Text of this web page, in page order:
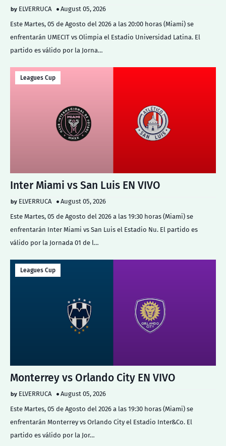
ELVERRUCA
August 05, 2026
Este Martes, 05 de Agosto del 2026 a las 20:00 horas (Miami) se
enfrentarán UMECIT vs Olimpia el Estadio Universidad Latina. El
partido es válido por la Jorna…
Leagues Cup
Inter Miami vs San Luis EN VIVO
ELVERRUCA
August 05, 2026
Este Martes, 05 de Agosto del 2026 a las 19:30 horas (Miami) se
enfrentarán Inter Miami vs San Luis el Estadio Nu. El partido es
válido por la Jornada 01 de l…
Leagues Cup
Monterrey vs Orlando City EN VIVO
ELVERRUCA
August 05, 2026
Este Martes, 05 de Agosto del 2026 a las 19:30 horas (Miami) se
enfrentarán Monterrey vs Orlando City el Estadio Inter&Co. El
partido es válido por la Jor…